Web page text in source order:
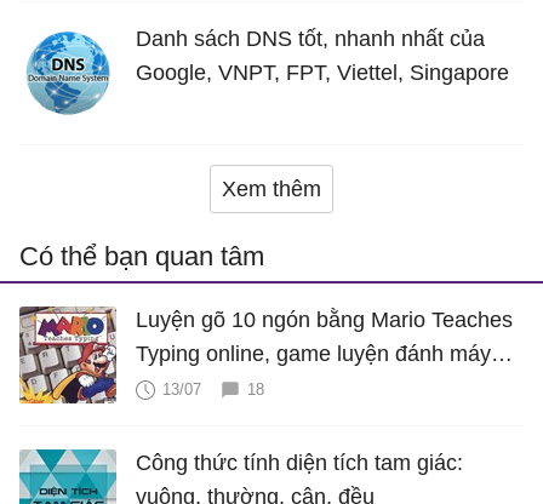
Danh sách DNS tốt, nhanh nhất của
Google, VNPT, FPT, Viettel, Singapore
Xem thêm
Có thể bạn quan tâm
Luyện gõ 10 ngón bằng Mario Teaches
Typing online, game luyện đánh máy
cực hấp dẫn
13/07 18
Công thức tính diện tích tam giác:
vuông, thường, cân, đều